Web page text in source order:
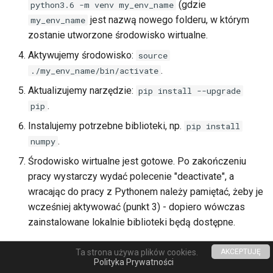
VASP
Wnioskowanie o licencje
Sprawozdanie z projektu
Poczta elektroniczna
Powiadomienia
Zamykanie konta
Instalacja oprogramowania -
spack
OnDemand
Anulowanie zadania
Wizualizacja Zdalna
Status zadania
Status konta/qos/quota
Dobre praktyki HPC
python3.6 -m venv my_env_name (gdzie
my_env_name jest nazwą nowego folderu, w którym
zostanie utworzone środowisko wirtualne.
Aktywujemy środowisko: source
./my_env_name/bin/activate .
Aktualizujemy narzędzie: pip install --upgrade
pip .
Instalujemy potrzebne biblioteki, np. pip install
numpy .
Środowisko wirtualne jest gotowe. Po zakończeniu
pracy wystarczy wydać polecenie "deactivate", a
wracając do pracy z Pythonem należy pamiętać, żeby je
wcześniej aktywować (punkt 3) - dopiero wówczas
zainstalowane lokalnie biblioteki będą dostępne.
Material for MkDocs
Ta strona używa plików cookies.
Polityka Prywatności
AKCEPTUJĘ